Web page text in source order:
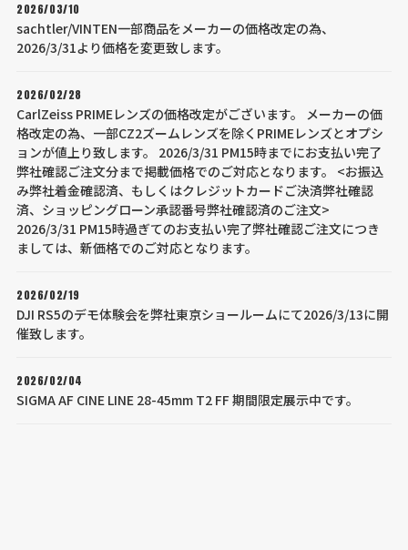
2026/03/10
sachtler/VINTEN一部商品をメーカーの価格改定の為、
2026/3/31より価格を変更致します。
2026/02/28
CarlZeiss PRIMEレンズの価格改定がございます。 メーカーの価
格改定の為、一部CZ2ズームレンズを除くPRIMEレンズとオプシ
ョンが値上り致します。 2026/3/31 PM15時までにお支払い完了
弊社確認ご注文分まで掲載価格でのご対応となります。 <お振込
み弊社着金確認済、もしくはクレジットカードご決済弊社確認
済、ショッピングローン承認番号弊社確認済のご注文>
2026/3/31 PM15時過ぎてのお支払い完了弊社確認ご注文につき
ましては、新価格でのご対応となります。
2026/02/19
DJI RS5のデモ体験会を弊社東京ショールームにて2026/3/13に開
催致します。
2026/02/04
SIGMA AF CINE LINE 28-45mm T2 FF 期間限定展示中です。